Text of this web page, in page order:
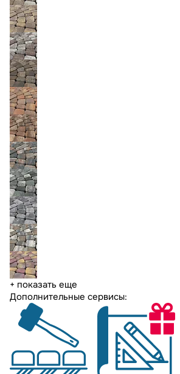
+ показать еще
Дополнительные сервисы: